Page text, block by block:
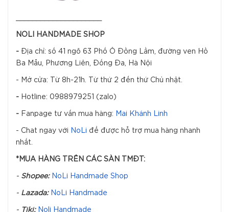
NOLI HANDMADE SHOP
- Địa chỉ: số 41 ngõ 63 Phố Ô Đồng Lầm, đường ven Hồ
Ba Mẫu, Phương Liên, Đống Đa, Hà Nội
- Mở cửa: Từ 8h-21h. Từ thứ 2 đến thứ Chủ nhật.
- Hotline: 0988979251 (zalo)
- Fanpage tư vấn mua hàng: Mai Khánh Linh
- Chat ngay với NoLi
để được hỗ trợ mua hàng nhanh
nhất.
*MUA HÀNG TRÊN CÁC SÀN TMĐT:
- Shopee: NoLi Handmade Shop
- Lazada: NoLi Handmade
- Tiki: Noli Handmade